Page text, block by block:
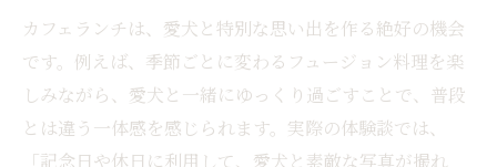
カフェランチは、愛犬と特別な思い出を作る絶好の機会
です。例えば、季節ごとに変わるフュージョン料理を楽
しみながら、愛犬と一緒にゆっくり過ごすことで、普段
とは違う一体感を感じられます。実際の体験談では、
「記念日や休日に利用して、愛犬と素敵な写真が撮れ